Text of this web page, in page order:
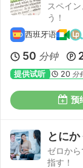
スペイ
う！
西班牙语
50 分钟
提供试听 20 分
预
とに
ゼロか
指す！